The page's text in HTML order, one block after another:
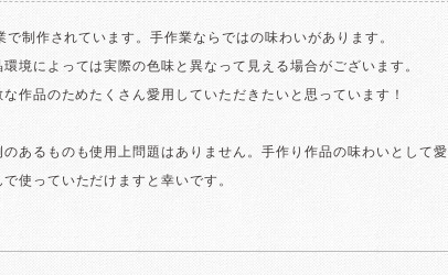
制作されています。手作業ならではの味わいがあります。
境によっては実際の色味と異なって見える場合がございます。
作品のためたくさん愛用していただきたいと思っています！
あるものも使用上問題はありません。手作り作品の味わいとして愛
使っていただけますと幸いです。